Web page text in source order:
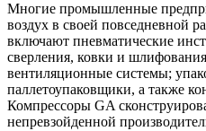
Многие промышленные
воздух в своей повседневной
включают пневматические
сверления, ковки и
вентиляционные системы;
паллетоупаковщики, а также
Компрессоры GA
непревзойденной